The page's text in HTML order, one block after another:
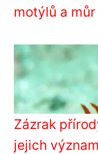
motýlů a
Zázrak
jejich